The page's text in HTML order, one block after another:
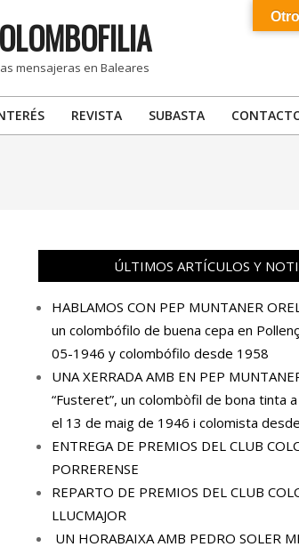
mensajeras en Baleares
REVISTA SUBASTA
ÚLTIMOS ARTÍCULOS Y
HABLAMOS CON PEP MUNTANER
un colombófilo de buena cepa en
05-1946 y colombófilo desde 1958
UNA XERRADA AMB EN PEP
“Fusteret”, un colombòfil de bona tinta
el 13 de maig de 1946 i colomista
ENTREGA DE PREMIOS DEL CLUB
PORRERENSE
REPARTO DE PREMIOS DEL CLUB
LLUCMAJOR
UN HORABAIXA AMB PEDRO SOLER